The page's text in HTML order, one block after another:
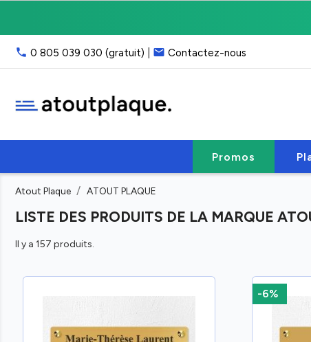
relais,
franco
email
(lun-
ven
phone 0 805 039 030 (gratuit) email Contactez-nous
Promos
Atout Plaque ATOUT PLAQUE
LISTE DES PRODUITS DE LA MARQUE
Il y a 157 produits.
-6%